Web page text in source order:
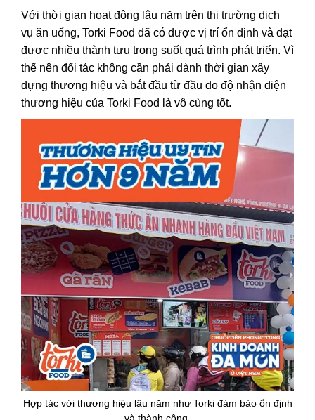
Với thời gian hoạt động lâu năm trên thị trường dịch
vụ ăn uống, Torki Food đã có được vị trí ổn định và đạt
được nhiều thành tựu trong suốt quá trình phát triển. Vì
thế nên đối tác không cần phải dành thời gian xây
dựng thương hiệu và bắt đầu từ đầu do độ nhận diện
thương hiệu của Torki Food là vô cùng tốt.
Hợp tác với thương hiệu lâu năm như Torki đảm bảo ổn định
và thành công.